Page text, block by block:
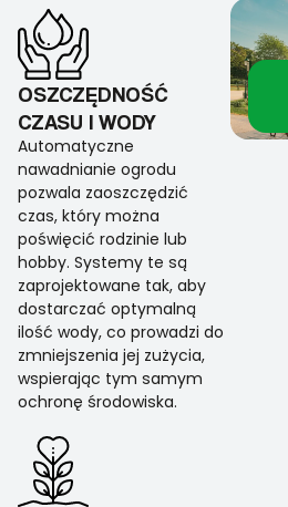
OSZCZĘDNOŚĆ
CZASU I WODY
Automatyczne
nawadnianie ogrodu
pozwala zaoszczędzić
czas, który można
poświęcić rodzinie lub
hobby. Systemy te są
zaprojektowane tak, aby
dostarczać optymalną
ilość wody, co prowadzi do
zmniejszenia jej zużycia,
wspierając tym samym
ochronę środowiska.